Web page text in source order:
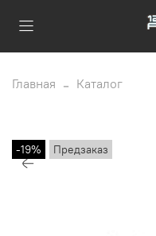
Главная Каталог
-19% Предзаказ